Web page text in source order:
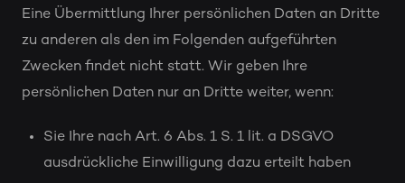
Eine Übermittlung Ihrer persönlichen Daten an Dritte
zu anderen als den im Folgenden aufgeführten
Zwecken findet nicht statt. Wir geben Ihre
persönlichen Daten nur an Dritte weiter, wenn:
Sie Ihre nach Art. 6 Abs. 1 S. 1 lit. a DSGVO
ausdrückliche Einwilligung dazu erteilt haben